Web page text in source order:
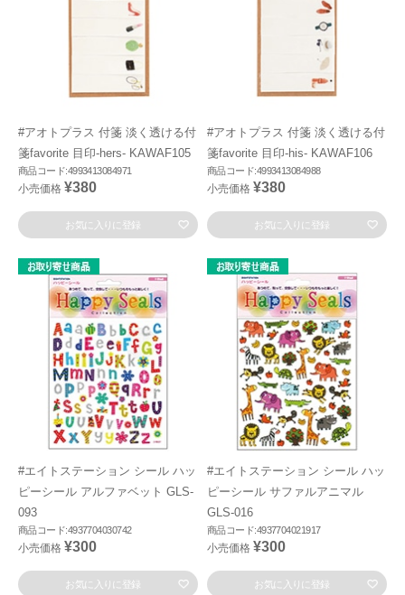
#アオトプラス 付箋 淡く透ける付
箋favorite 目印-hers- KAWAF105
商品コード:4993413084971
小売価格 ¥380
お気に入りに登録
#アオトプラス 付箋 淡く透ける付
箋favorite 目印-his- KAWAF106
商品コード:4993413084988
小売価格 ¥380
お気に入りに登録
#エイトステーション シール ハッ
ピーシール アルファベット GLS-
093
商品コード:4937704030742
小売価格 ¥300
お気に入りに登録
#エイトステーション シール ハッ
ピーシール サファルアニマル
GLS-016
商品コード:4937704021917
小売価格 ¥300
お気に入りに登録